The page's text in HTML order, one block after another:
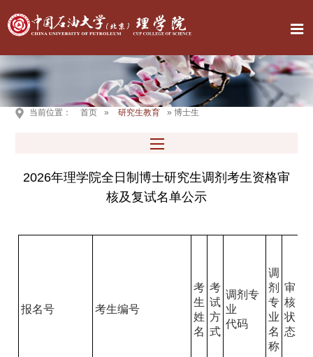
当前位置： 首页 » 研究生教育 » 博士生
2026年理学院全日制博士研究生调剂考生资格审
核及复试名单公示
报名号 考生编号
考
生
姓
名
考
试
方
式
调剂专
业
代码
调
剂
专
业
名
称
审
核
状
态